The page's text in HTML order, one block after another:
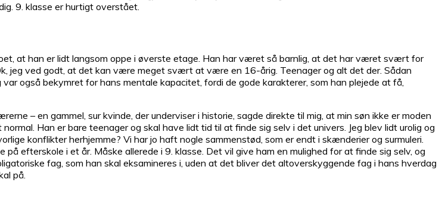
9. klasse er hurtigt overstået.
at han er lidt langsom oppe i øverste etage. Han har været så barnlig, at det har været svært for
jeg ved godt, at det kan være meget svært at være en 16-årig. Teenager og alt det der. Sådan
også bekymret for hans mentale kapacitet, fordi de gode karakterer, som han plejede at få,
– en gammel, sur kvinde, der underviser i historie, sagde direkte til mig, at min søn ikke er moden
Han er bare teenager og skal have lidt tid til at finde sig selv i det univers. Jeg blev lidt urolig og
konflikter herhjemme? Vi har jo haft nogle sammenstød, som er endt i skænderier og surmuleri.
efterskole i et år. Måske allerede i 9. klasse. Det vil give ham en mulighed for at finde sig selv, og
fag, som han skal eksamineres i, uden at det bliver det altoverskyggende fag i hans hverdag
på.